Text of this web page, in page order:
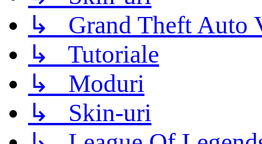
↳ Grand Theft Auto
↳ Tutoriale
↳ Moduri
↳ Skin-uri